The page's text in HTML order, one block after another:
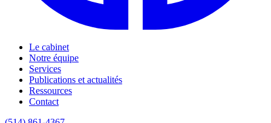
Le cabinet
Notre équipe
Services
Publications et actualités
Ressources
Contact